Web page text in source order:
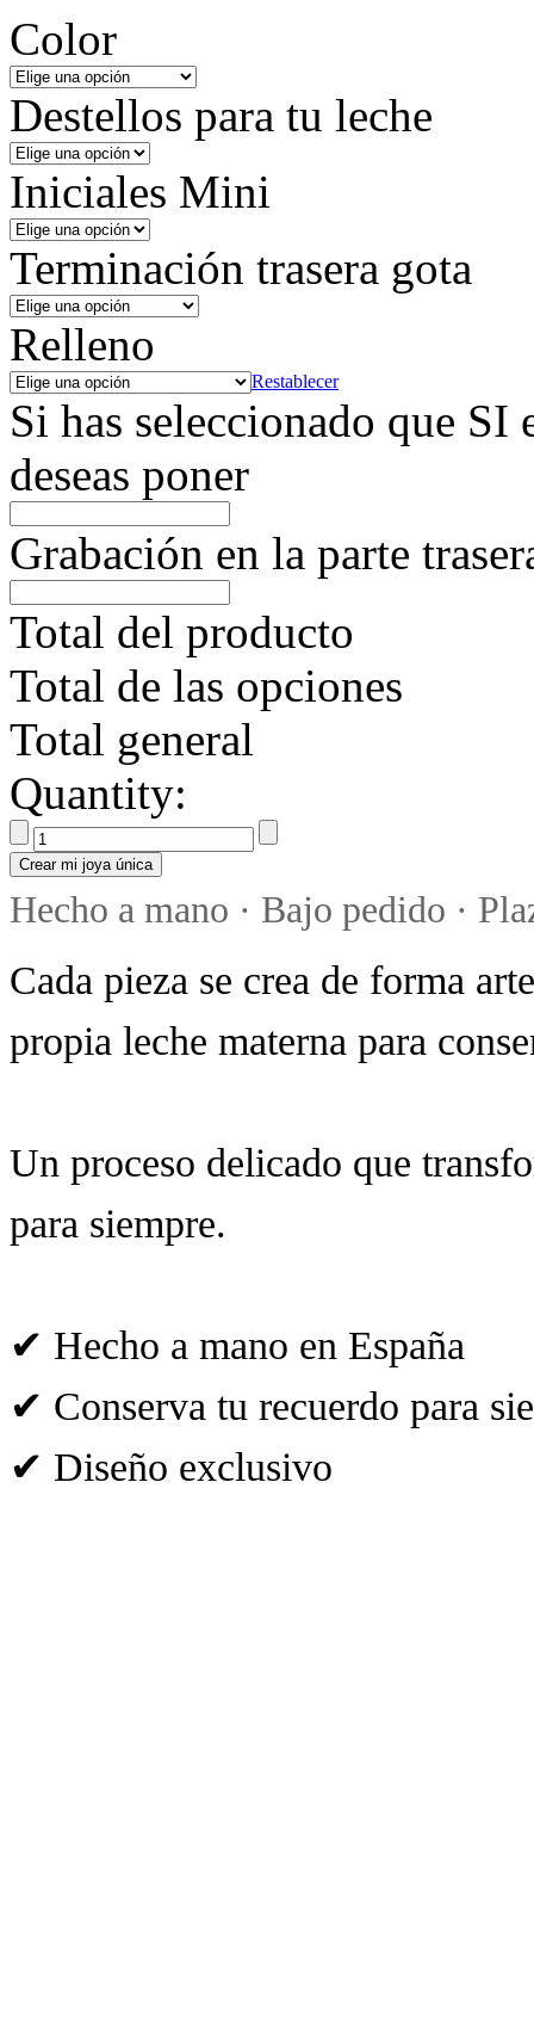
Color
Destellos para tu leche
Iniciales Mini
Terminación trasera gota
Relleno
Restablecer
Si has seleccionado que
deseas poner
Grabación en la parte
Total del producto
Total de las opciones
Total general
Quantity:
Crear mi joya única
Hecho a mano · Bajo pedido ·
Cada pieza se crea de forma
propia leche materna para
Un proceso delicado que
para siempre.
✔ Hecho a mano en España
✔ Conserva tu recuerdo para
✔ Diseño exclusivo